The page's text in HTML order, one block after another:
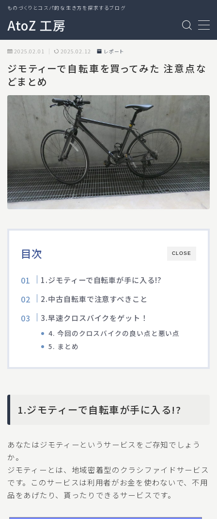
AtoZ 工房
ものづくりとコスパ的な生き方を探求するブログ
MENU
ガジェット
レポート
2025.02.01 2025.02.12 レポート
ジモティーで自転車を買ってみた 注意点な
どまとめ
CLOSE
目次
1.ジモティーで自転車が手に入る!?
2.中古自転車で注意すべきこと
3.早速クロスバイクをゲット！
4. 今回のクロスバイクの良い点と悪い点
5. まとめ
1.ジモティーで自転車が手に入る!?
あなたはジモティーというサービスをご存知でしょう
か。
ジモティーとは、地域密着型のクラシファイドサービス
です。このサービスは利用者がお金を使わないで、不用
品をあげたり、貰ったりできるサービスです。